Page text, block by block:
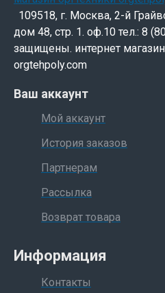
109518, г. Москва, 2-й
дом 48, стр. 1. оф.10 тел.: 8
защищены. интернет
orgtehpoly.com
Ваш аккаунт
Мой аккаунт
История заказов
Партнерам
Рассылка
Возврат товара
Информация
Контакты